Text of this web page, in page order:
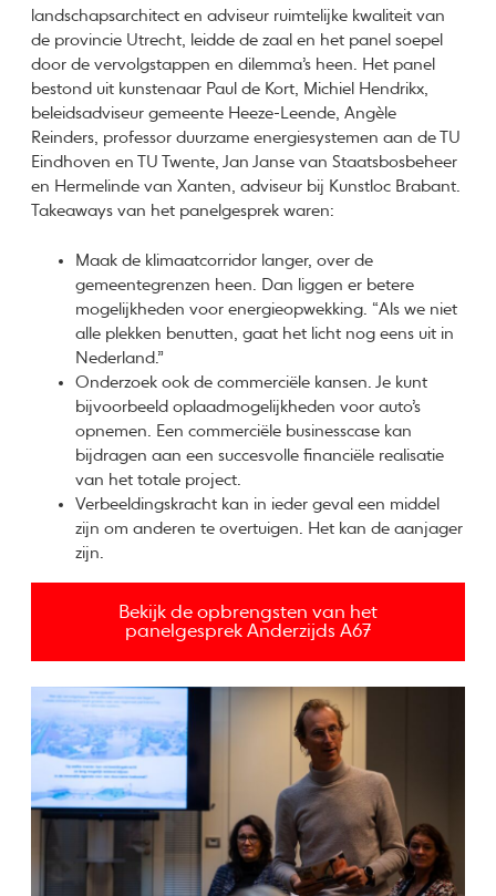
landschapsarchitect en adviseur ruimtelijke kwaliteit van
de provincie Utrecht, leidde de zaal en het panel soepel
door de vervolgstappen en dilemma’s heen. Het panel
bestond uit kunstenaar Paul de Kort, Michiel Hendrikx,
beleidsadviseur gemeente Heeze-Leende, Angèle
Reinders, professor duurzame energiesystemen aan de TU
Eindhoven en TU Twente, Jan Janse van Staatsbosbeheer
en Hermelinde van Xanten, adviseur bij Kunstloc Brabant.
Takeaways van het panelgesprek waren:
Maak de klimaatcorridor langer, over de
gemeentegrenzen heen. Dan liggen er betere
mogelijkheden voor energieopwekking. “Als we niet
alle plekken benutten, gaat het licht nog eens uit in
Nederland.”
Onderzoek ook de commerciële kansen. Je kunt
bijvoorbeeld oplaadmogelijkheden voor auto’s
opnemen. Een commerciële businesscase kan
bijdragen aan een succesvolle financiële realisatie
van het totale project.
Verbeeldingskracht kan in ieder geval een middel
zijn om anderen te overtuigen. Het kan de aanjager
zijn.
Bekijk de opbrengsten van het
panelgesprek Anderzijds A67